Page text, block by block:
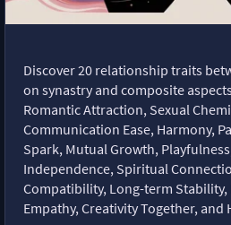
Discover 20 relationship traits
on synastry and composite
Romantic Attraction, Sexual
Communication Ease, Harmony,
Spark, Mutual Growth,
Independence, Spiritual
Compatibility, Long-term
Empathy, Creativity Together, and